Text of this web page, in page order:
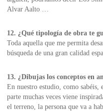
Alvar Aalto …
12. ¿Qué tipología de obra te
Toda aquella que me permita
búsqueda de una gran calidad
13. ¿Dibujas los conceptos en
En nuestro estudio, como
parte muchas veces viene
el terreno, la persona que va a